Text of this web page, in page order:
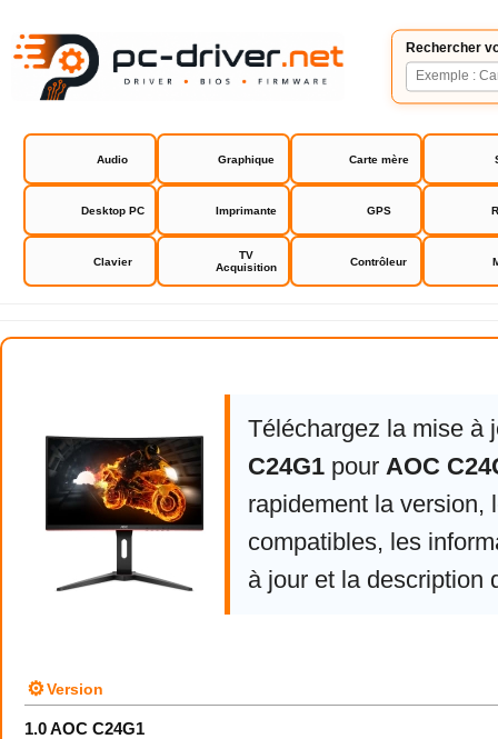
Rechercher
Audio Graphique Carte mère
Desktop PC Imprimante GPS
Clavier
TV
Acquisition
Contrôleur
AOC C24G1
Téléchargez la mise à
C24G1 pour AOC
rapidement la version,
compatibles, les
à jour et la description
⚙Version
1.0 AOC C24G1